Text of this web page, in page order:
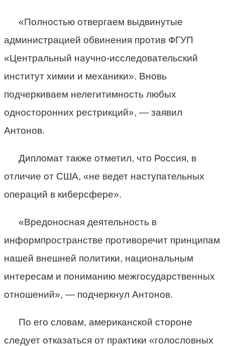
«Полностью отвергаем выдвинутые
администрацией обвинения против ФГУП
«Центральный научно-исследовательский
институт химии и механики». Вновь
подчеркиваем нелегитимность любых
односторонних рестрикций», — заявил
Антонов.
Дипломат также отметил, что Россия, в
отличие от США, «не ведет наступательных
операций в киберсфере».
«Вредоносная деятельность в
информпространстве противоречит принципам
нашей внешней политики, национальным
интересам и пониманию межгосударственных
отношений», — подчеркнул Антонов.
По его словам, американской стороне
следует отказаться от практики «голословных